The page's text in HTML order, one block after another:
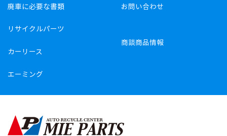
廃車に必要な書類
リサイクルパーツ
カーリース
エーミング
お問い合わせ
商談商品情報